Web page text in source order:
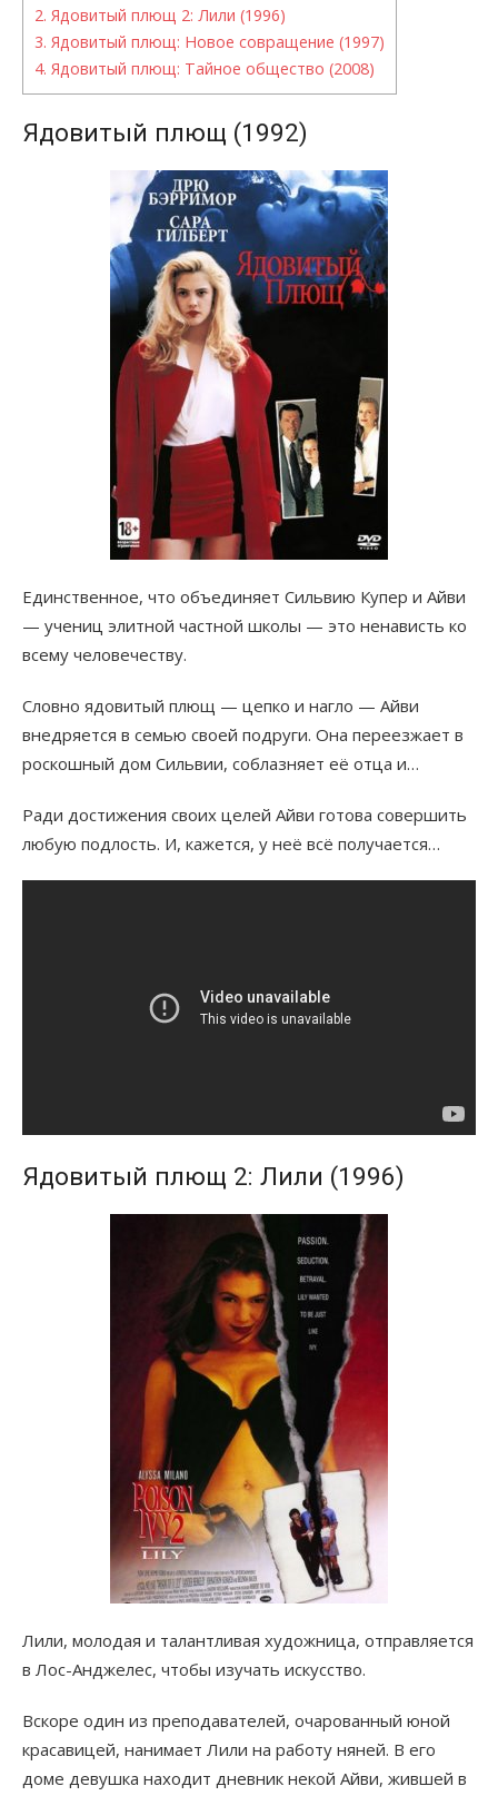
2. Ядовитый плющ 2: Лили (1996)
3. Ядовитый плющ: Новое совращение (1997)
4. Ядовитый плющ: Тайное общество (2008)
Ядовитый плющ (1992)
Единственное, что объединяет Сильвию Купер и Айви
— учениц элитной частной школы — это ненависть ко
всему человечеству.
Словно ядовитый плющ — цепко и нагло — Айви
внедряется в семью своей подруги. Она переезжает в
роскошный дом Сильвии, соблазняет её отца и…
Ради достижения своих целей Айви готова совершить
любую подлость. И, кажется, у неё всё получается…
Ядовитый плющ 2: Лили (1996)
Лили, молодая и талантливая художница, отправляется
в Лос-Анджелес, чтобы изучать искусство.
Вскоре один из преподавателей, очарованный юной
красавицей, нанимает Лили на работу няней. В его
доме девушка находит дневник некой Айви, жившей в